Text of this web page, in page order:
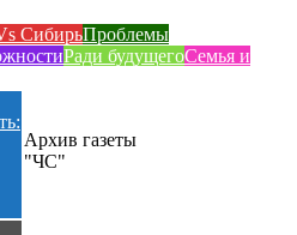
СибирьПроблемы
Ради будущегоСемья и
Архив газеты
"ЧС"